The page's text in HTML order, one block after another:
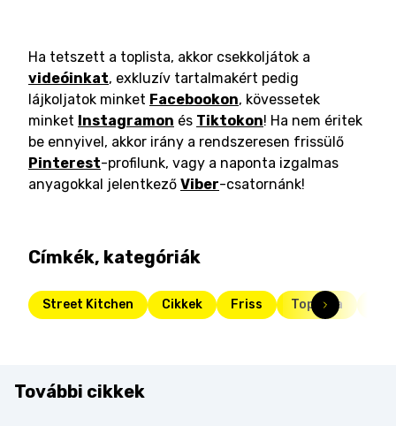
Ha tetszett a toplista, akkor csekkoljátok a
videóinkat, exkluzív tartalmakért pedig
lájkoljatok minket Facebookon, kövessetek
minket Instagramon és Tiktokon! Ha nem éritek
be ennyivel, akkor irány a rendszeresen frissülő
Pinterest-profilunk, vagy a naponta izgalmas
anyagokkal jelentkező Viber-csatornánk!
Címkék, kategóriák
Street Kitchen Cikkek Friss Toplista
További cikkek